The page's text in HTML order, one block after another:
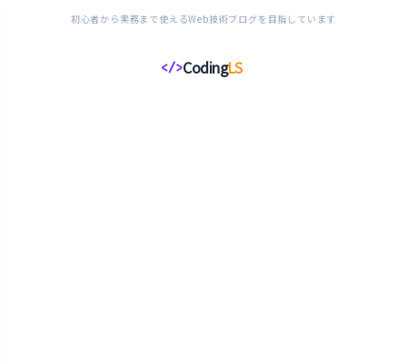
初心者から実務まで使えるWeb技術ブログを目指しています
</>CodingLS
コ